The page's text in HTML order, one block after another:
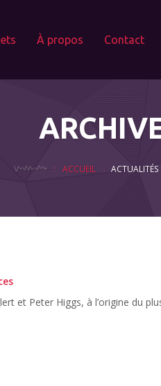
À propos Contact
ACCUEIL ACTUALITÉS
et Peter Higgs, à l’origine du